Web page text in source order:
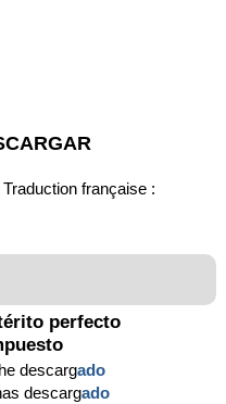
Traduction française :
perfecto
descargado
descargado